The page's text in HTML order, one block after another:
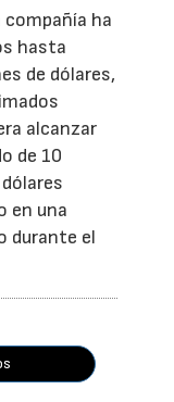
compañía ha
hasta
de dólares,
alcanzar
de 10
en una
durante el